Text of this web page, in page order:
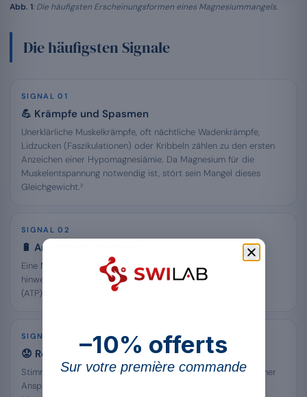
Abb. 1: Die häufigsten Erscheinungsformen eines Magnesiummangels.
Die häufigsten Signale
SIGNAL 01
💪 Krämpfe und Spasmen
Unerklärliche Muskelkrämpfe, oft nächtliche Wadenkrämpfe,
Lidzucken (Faszikulationen) oder Kribbeln zählen zu den ersten
Anzeichen einer Hypomagnesiämie. Da Magnesium für die
Muskelentspannung notwendig ist, stört sein Mangel dieses
Gleichgewicht.²
SIGNAL 02
🔋 Anhaltende Müdigkeit
Eine Müdigkeit, die der Ruhe widersteht, kann auf ein Defizit
hinweisen, da Magnesium für die zelluläre Energieproduktion
(ATP) zentral ist.¹
SIGNAL 03
😟 Reizbarkeit und Nervosität
Stimmungsschwankungen, Reizbarkeit und ein Gefühl nervlicher
Anspannung können auftreten, wenn die Zufuhr sinkt, da
–10% offerts
Sur votre première commande